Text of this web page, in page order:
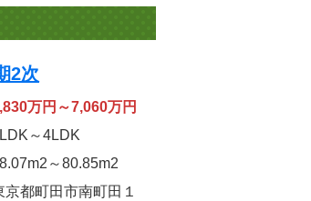
2次
万円～7,060万円
～4LDK
2 ～80.85m2
京都町田市南町田１